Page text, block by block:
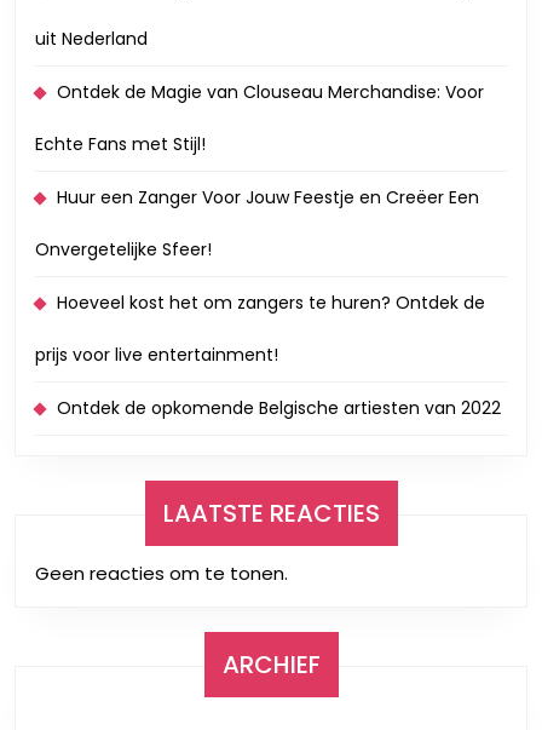
uit Nederland
Ontdek de Magie van Clouseau Merchandise: Voor
Echte Fans met Stijl!
Huur een Zanger Voor Jouw Feestje en Creëer Een
Onvergetelijke Sfeer!
Hoeveel kost het om zangers te huren? Ontdek de
prijs voor live entertainment!
Ontdek de opkomende Belgische artiesten van 2022
LAATSTE REACTIES
Geen reacties om te tonen.
ARCHIEF